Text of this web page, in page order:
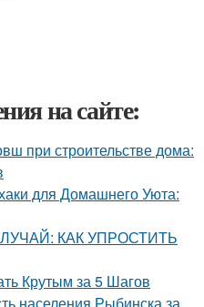
на сайте:
при строительстве дома:
для Домашнего Уюта:
КАК УПРОСТИТЬ
Крутым за 5 Шагов